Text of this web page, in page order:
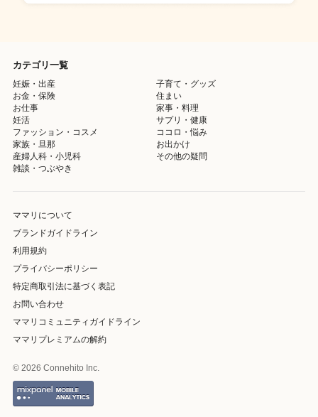
カテゴリ一覧
妊娠・出産
子育て・グッズ
お金・保険
住まい
お仕事
家事・料理
妊活
サプリ・健康
ファッション・コスメ
ココロ・悩み
家族・旦那
お出かけ
産婦人科・小児科
その他の疑問
雑談・つぶやき
ママリについて
ブランドガイドライン
利用規約
プライバシーポリシー
特定商取引法に基づく表記
お問い合わせ
ママリコミュニティガイドライン
ママリプレミアムの解約
© 2026 Connehito Inc.